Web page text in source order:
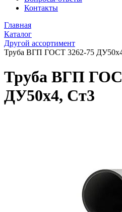
Контакты
Главная
Каталог
Другой ассортимент
Труба ВГП ГОСТ 3262-75
Труба ВГП
ДУ50х4, Ст3